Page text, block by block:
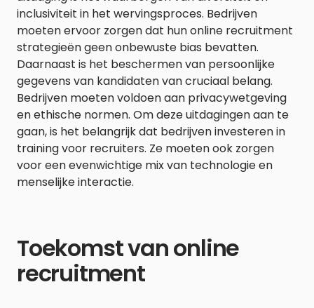
inclusiviteit in het wervingsproces. Bedrijven
moeten ervoor zorgen dat hun online recruitment
strategieën geen onbewuste bias bevatten.
Daarnaast is het beschermen van persoonlijke
gegevens van kandidaten van cruciaal belang.
Bedrijven moeten voldoen aan privacywetgeving
en ethische normen. Om deze uitdagingen aan te
gaan, is het belangrijk dat bedrijven investeren in
training voor recruiters. Ze moeten ook zorgen
voor een evenwichtige mix van technologie en
menselijke interactie.
Toekomst van online
recruitment